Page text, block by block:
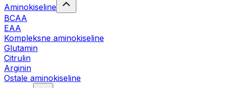
Aminokiseline
BCAA
EAA
Kompleksne aminokiseline
Glutamin
Citrulin
Arginin
Ostale aminokiseline